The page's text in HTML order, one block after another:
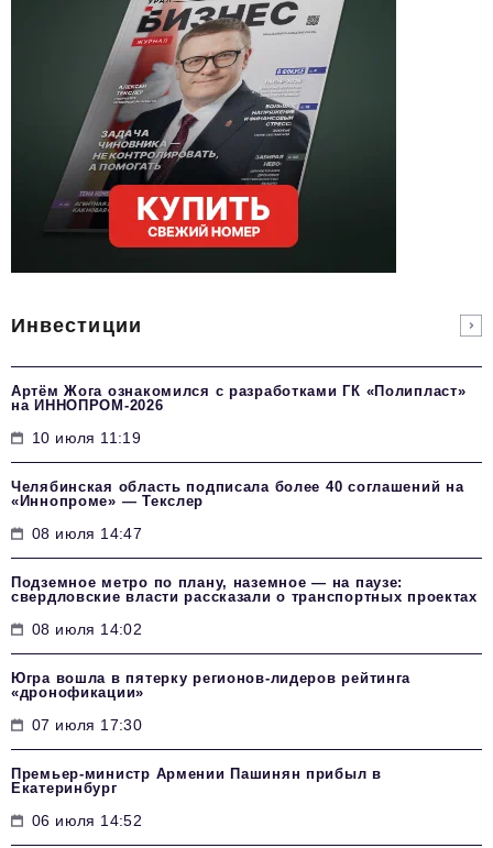
Инвестиции
Артём Жога ознакомился с разработками ГК «Полипласт»
на ИННОПРОМ-2026
10 июля 11:19
Челябинская область подписала более 40 соглашений на
«Иннопроме» — Текслер
08 июля 14:47
Подземное метро по плану, наземное — на паузе:
свердловские власти рассказали о транспортных проектах
08 июля 14:02
Югра вошла в пятерку регионов-лидеров рейтинга
«дронофикации»
07 июля 17:30
Премьер-министр Армении Пашинян прибыл в
Екатеринбург
06 июля 14:52